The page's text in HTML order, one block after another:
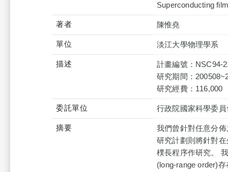
Superconducting
著者 陳惟堯
單位 淡江大學物理學系
描述
計畫編號：NSC94-
研究期間：
研究經費：116,000
委託單位 行政院國家科學委員
摘要
我們曾針對任意分
研究計劃則將針對
樸長程序作研究。
(long-range order)